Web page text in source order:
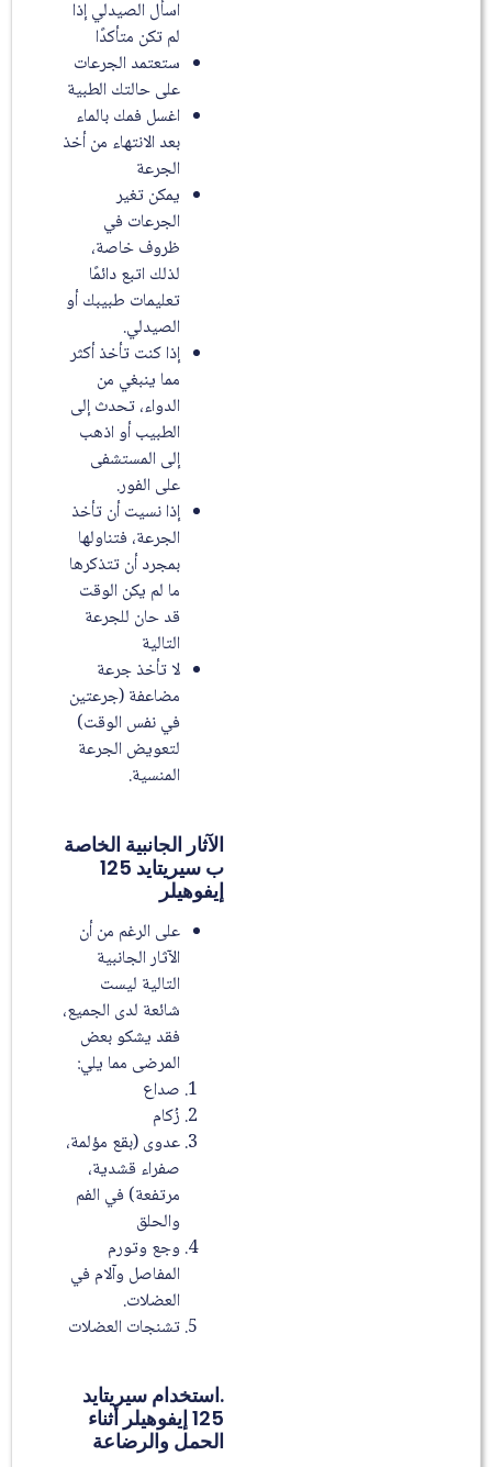
اسأل الصيدلي إذا
لم تكن متأكدًا
ستعتمد الجرعات
على حالتك الطبية
اغسل فمك بالماء
بعد الانتهاء من أخذ
الجرعة
يمكن تغير
الجرعات في
ظروف خاصة،
لذلك اتبع دائمًا
تعليمات طبيبك أو
الصيدلي.
إذا كنت تأخذ أكثر
مما ينبغي من
الدواء، تحدث إلى
الطبيب أو اذهب
إلى المستشفى
على الفور.
إذا نسيت أن تأخذ
الجرعة، فتناولها
بمجرد أن تتذكرها
ما لم يكن الوقت
قد حان للجرعة
التالية
لا تأخذ جرعة
مضاعفة (جرعتين
في نفس الوقت)
لتعويض الجرعة
المنسية.
الآثار الجانبية الخاصة
ب سيريتايد 125
إيفوهيلر
على الرغم من أن
الآثار الجانبية
التالية ليست
شائعة لدى الجميع،
فقد يشكو بعض
المرضى مما يلي:
صداع
زُكام
عدوى (بقع مؤلمة،
صفراء قشدية،
مرتفعة) في الفم
والحلق
وجع وتورم
المفاصل وآلام في
العضلات.
تشنجات العضلات
.استخدام سيريتايد
125 إيفوهيلر أثناء
الحمل والرضاعة